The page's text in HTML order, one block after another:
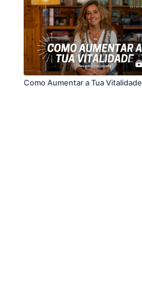
Como Aumentar a Tua Vitalidade